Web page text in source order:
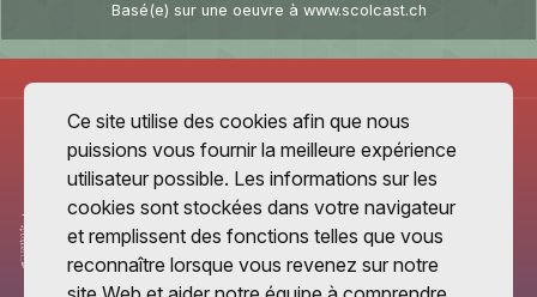
Basé(e) sur une oeuvre à www.scolcast.ch
Ce site utilise des cookies afin que nous
puissions vous fournir la meilleure expérience
utilisateur possible. Les informations sur les
cookies sont stockées dans votre navigateur
et remplissent des fonctions telles que vous
reconnaître lorsque vous revenez sur notre